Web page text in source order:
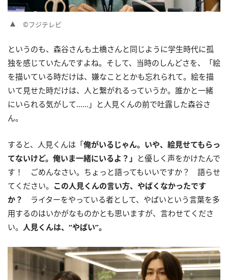
©フジテレビ
というのも、森谷さんも土橋さんと同じように学生時代に孤
独を感じていたんですよね。そして、当時のしんどさを、「絵
を描いている時だけは、嫌なこととかも忘れられて。絵を描
いて見せた時だけは、人と繋がれるっていうか。誰かと一緒
にいられる気がして……」と人見くんの前で吐露した森谷さ
ん。
すると、人見くんは「俺がいるじゃん。いや、絵見せてもらっ
てないけど。俺いま一緒にいるよ？」 と優しく声をかけたんで
す！ ごめんなさい。ちょっと語ってもいいですか？ 語らせ
てください。 この人見くんの言い方、やばくなかったです
か？
ライターをやっている者として、やばいという言葉を多
用するのはいかがなものかとも思いますが、言わせてくださ
い。 人見くんは、“やばい”。